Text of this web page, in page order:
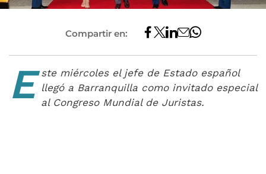
Compartir en:
E ste miércoles el jefe de Estado español
llegó a Barranquilla como invitado especial
al Congreso Mundial de Juristas.